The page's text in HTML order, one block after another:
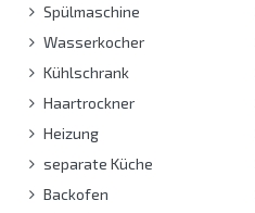
Spülmaschine
Wasserkocher
Kühlschrank
Haartrockner
Heizung
separate Küche
Backofen